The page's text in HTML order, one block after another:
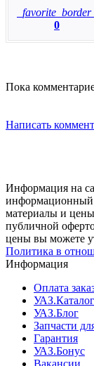
favorite_border
0
Пока
Написать
Информация на
информационный
материалы и
публичной
цены вы можете
Политика в
Информация
Оплата
УАЗ.Каталог
УАЗ.Блог
Запчасти
Гарантия
УАЗ.Бонус
Вакансии